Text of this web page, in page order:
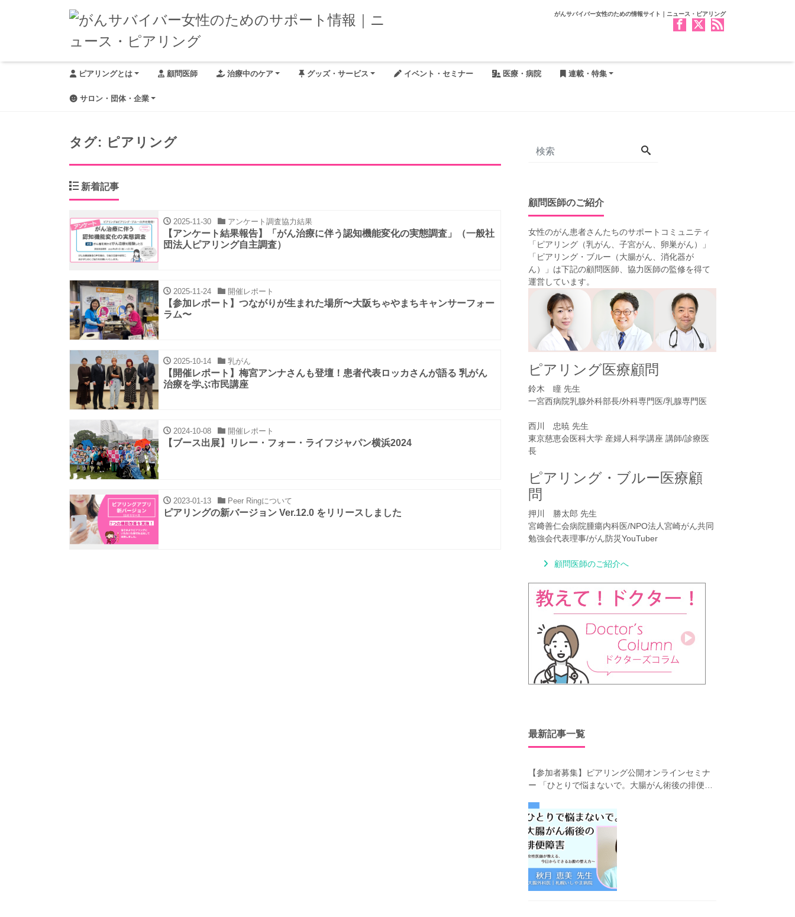
がんサバイバー女性のための情報サイト｜ニュース・ピアリング
ピアリングとは 顧問医師 治療中のケア グッズ・サービス イベント・セミナー 医療・病院 連載・特集
サロン・団体・企業
タグ: ピアリング
新着記事
2025-11-30 アンケート調査協力結果
【アンケート結果報告】「がん治療に伴う認知機能変化の実態調査」（一般社
団法人ピアリング自主調査）
2025-11-24 開催レポート
【参加レポート】つながりが生まれた場所〜大阪ちゃやまちキャンサーフォー
ラム〜
2025-10-14 乳がん
【開催レポート】梅宮アンナさんも登壇！患者代表ロッカさんが語る 乳がん
治療を学ぶ市民講座
2024-10-08 開催レポート
【ブース出展】リレー・フォー・ライフジャパン横浜2024
2023-01-13 Peer Ringについて
ピアリングの新バージョン Ver.12.0 をリリースしました
顧問医師のご紹介
女性のがん患者さんたちのサポートコミュニティ
「 ピアリング（乳がん、子宮がん、卵巣がん）
」
「 ピアリング・ブルー（大腸がん、消化器が
ん）
」は下記の顧問医師、協力医師の監修を得て
運営しています。
ピアリング医療顧問
鈴木 瞳 先生
一宮西病院乳腺外科部長/外科専門医/乳腺専門医
西川 忠暁 先生
東京慈恵会医科大学 産婦人科学講座 講師/診療医
長
ピアリング・ブルー医療顧
問
押川 勝太郎 先生
宮﨑善仁会病院腫瘍内科医/NPO法人宮崎がん共同
勉強会代表理事/がん防災YouTuber
顧問医師のご紹介へ
最新記事一覧
【参加者募集】ピアリング公開オンラインセミナ
ー 「ひとりで悩まないで。大腸がん術後の排便障
え方～」（第41回笑顔塾）